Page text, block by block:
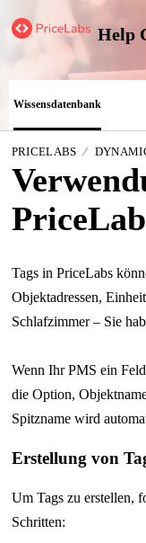
Help
Wissensdatenbank
PRICELABS
Tags in PriceLabs
Objektadressen,
Schlafzimmer – Sie
Wenn Ihr PMS ein
die Option,
Spitzname wird
Erstellung von
Um Tags zu erstellen,
Schritten: